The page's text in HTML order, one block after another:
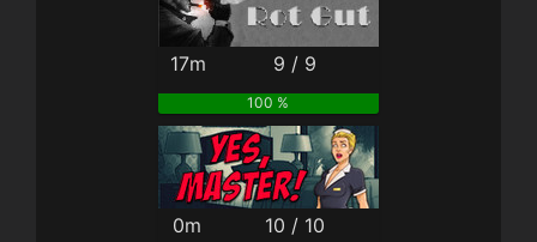
17m 9 / 9
100 %
0m 10 / 10